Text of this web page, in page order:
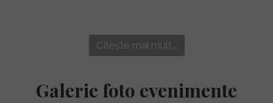
Citește mai mult...
Galerie foto evenimente